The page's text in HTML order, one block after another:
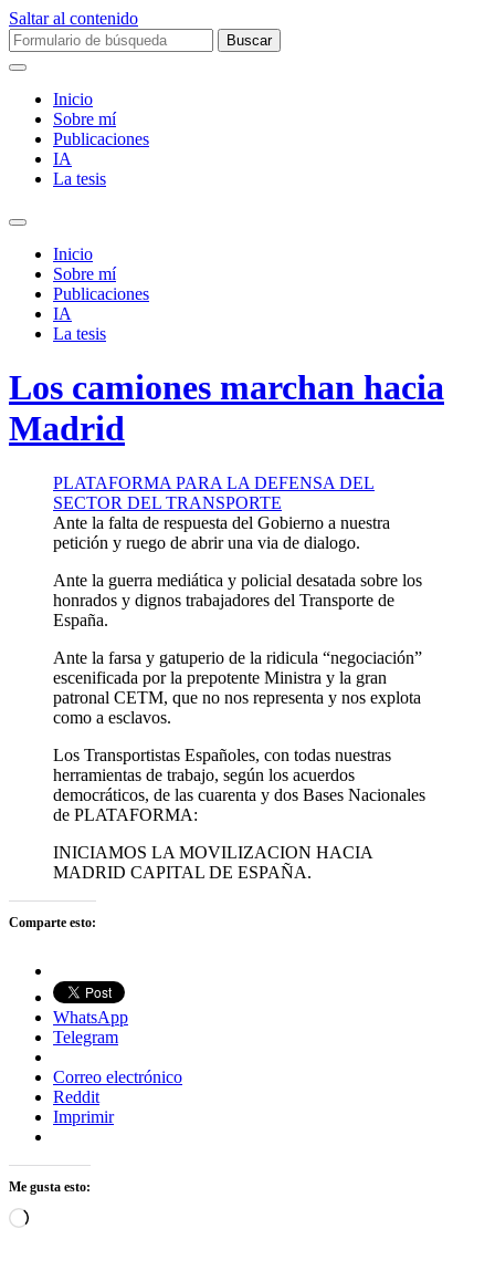
Saltar al contenido
Buscar:
Inicio
Sobre mí­
Publicaciones
IA
La tesis
Alternar
campo
búsqueda
Inicio
Sobre mí­
Publicaciones
IA
La tesis
Los camiones marchan hacia
Madrid
PLATAFORMA PARA LA DEFENSA DEL
SECTOR DEL TRANSPORTE
Ante la falta de respuesta del Gobierno a nuestra
petición y ruego de abrir una via de dialogo.
Ante la guerra mediática y policial desatada sobre los
honrados y dignos trabajadores del Transporte de
España.
Ante la farsa y gatuperio de la ridicula “negociación”
escenificada por la prepotente Ministra y la gran
patronal CETM, que no nos representa y nos explota
como a esclavos.
Los Transportistas Españoles, con todas nuestras
herramientas de trabajo, según los acuerdos
democráticos, de las cuarenta y dos Bases Nacionales
de PLATAFORMA:
INICIAMOS LA MOVILIZACION HACIA
MADRID CAPITAL DE ESPAÑA.
Comparte esto:
WhatsApp
Telegram
Correo electrónico
Reddit
Imprimir
Me gusta esto:
Cargando...